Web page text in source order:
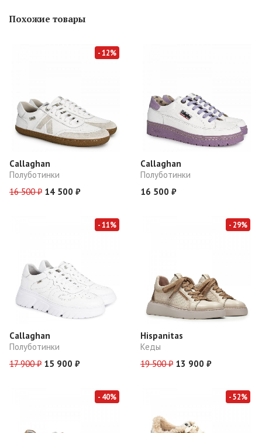
Похожие товары
- 12%
Callaghan
Полуботинки
16 500 ₽ 14 500 ₽
Callaghan
Полуботинки
16 500 ₽
- 11%
Callaghan
Полуботинки
17 900 ₽ 15 900 ₽
- 29%
Hispanitas
Кеды
19 500 ₽ 13 900 ₽
- 40% - 52%